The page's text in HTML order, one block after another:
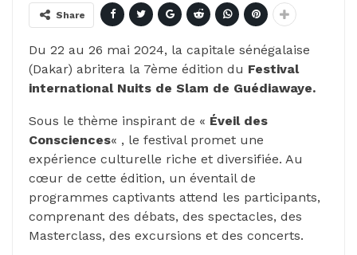
Share
Du 22 au 26 mai 2024, la capitale sénégalaise
(Dakar) abritera la 7ème édition du Festival
international Nuits de Slam de Guédiawaye.
Sous le thème inspirant de « Éveil des
Consciences« , le festival promet une
expérience culturelle riche et diversifiée. Au
cœur de cette édition, un éventail de
programmes captivants attend les participants,
comprenant des débats, des spectacles, des
Masterclass, des excursions et des concerts.